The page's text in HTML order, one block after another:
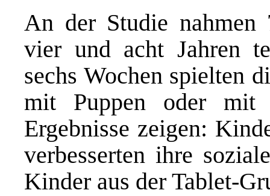
An der Studie
vier und acht Jahren
sechs Wochen spielten
mit Puppen oder mit
Ergebnisse zeigen:
verbesserten ihre
Kinder aus der Tablet-